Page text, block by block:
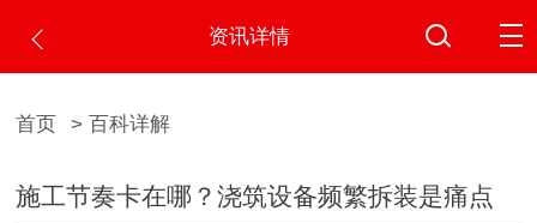
资讯详情
首页 > 百科详解
施工节奏卡在哪？浇筑设备频繁拆装是痛点